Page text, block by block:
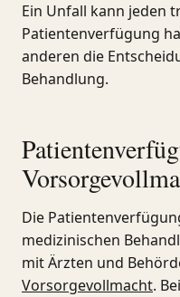
Ein Unfall kann jeden
Patientenverfügung
anderen die
Behandlung.
Die
medizinischen
mit Ärzten und
Vorsorgevollmacht.